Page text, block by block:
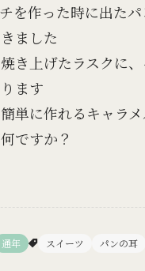
を作った時に出た
ました
き上げたラスクに
ます
単に作れるキャラ
ですか？
通年 スイーツ パンの耳